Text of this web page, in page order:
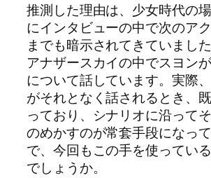
推測した理由は、少女時代の
にインタビューの中で次のア
までも暗示されてきていました
アナザースカイの中でスヨンが
について話しています。実際
がそれとなく話されるとき、
っており、シナリオに沿って
のめかすのが常套手段になっ
で、今回もこの手を使ってい
でしょうか。